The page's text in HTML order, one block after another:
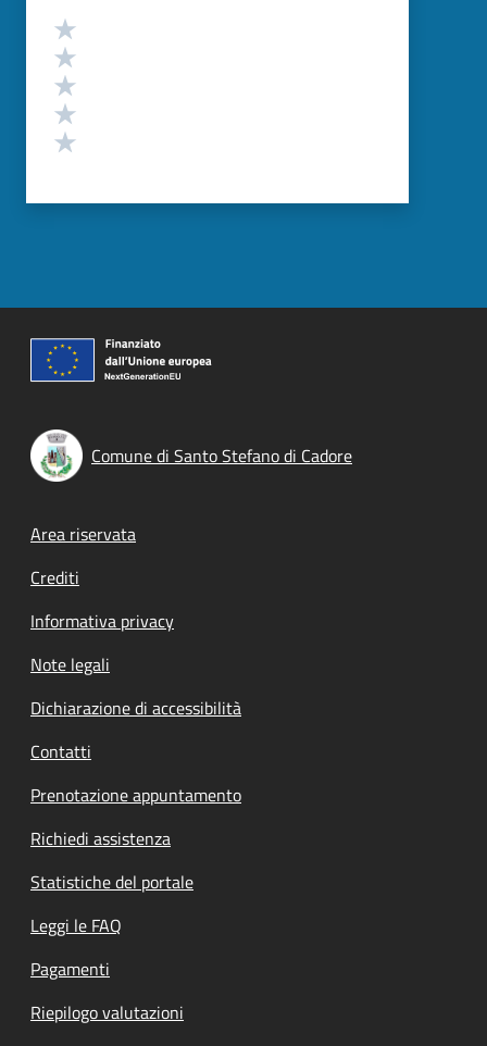
Valutazione
Comune di Santo Stefano di Cadore
Footer menu
Area riservata
Crediti
Informativa privacy
Note legali
Dichiarazione di accessibilità
Contatti
Prenotazione appuntamento
Richiedi assistenza
Statistiche del portale
Leggi le FAQ
Pagamenti
Riepilogo valutazioni